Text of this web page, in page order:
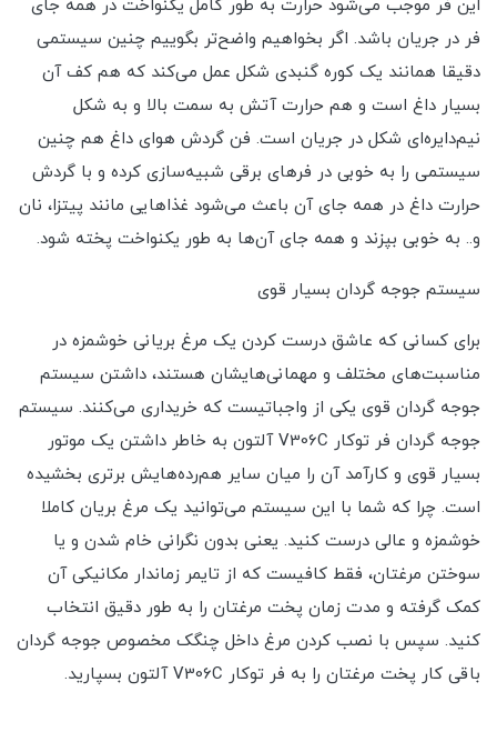
این فر موجب می‌شود حرارت به طور کامل یکنواخت در همه جای
فر در جریان باشد. اگر بخواهیم واضح‌تر بگوییم چنین سیستمی
دقیقا همانند یک کوره گنبدی شکل عمل می‌کند که هم کف آن
بسیار داغ است و هم حرارت آتش به سمت بالا و به شکل
نیم‌دایره‌ای شکل در جریان است. فن گردش هوای داغ هم چنین
سیستمی را به خوبی در فرهای برقی شبیه‌سازی کرده و با گردش
حرارت داغ در همه جای آن باعث می‌شود غذاهایی مانند پیتزا، نان
و.. به خوبی بپزند و همه جای آن‌ها به طور یکنواخت پخته شود.
سیستم جوجه گردان بسیار قوی
برای کسانی که عاشق درست کردن یک مرغ بریانی خوشمزه در
مناسبت‌های مختلف و مهمانی‌هایشان هستند، داشتن سیستم
جوجه گردان قوی یکی از واجباتیست که خریداری می‌کنند. سیستم
جوجه گردان فر توکار V306C آلتون به خاطر داشتن یک موتور
بسیار قوی و کارآمد آن را میان سایر هم‌رده‌هایش برتری بخشیده
است. چرا که شما با این سیستم می‌توانید یک مرغ بریان کاملا
خوشمزه و عالی درست کنید. یعنی بدون نگرانی خام شدن و یا
سوختن مرغتان، فقط کافیست که از تایمر زماندار مکانیکی آن
کمک گرفته و مدت زمان پخت مرغتان را به طور دقیق انتخاب
کنید. سپس با نصب کردن مرغ داخل چنگک مخصوص جوجه گردان
باقی کار پخت مرغتان را به فر توکار V306C آلتون بسپارید.